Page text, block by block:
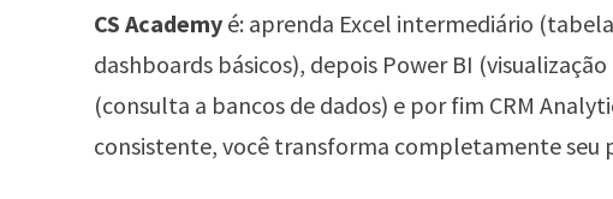
CS Academy é: aprenda Excel intermediário
dashboards básicos), depois Power BI (visualização
(consulta a bancos de dados) e por fim CRM
consistente, você transforma completamente seu